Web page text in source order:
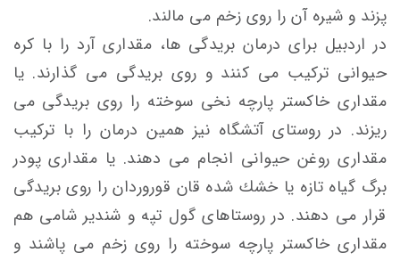
پزند و شیره آن را روی زخم می مالند.
در اردبیل برای درمان بریدگی ها، مقداری آرد را با كره
حیوانی تركيب می کنند و روی بريدگی می گذارند. يا
مقداری خاكستر پارچه نخی سوخته را روی بريدگی می
ريزند. در روستای آتشگاه نیز همين درمان را با تركيب
مقداری روغن حيوانی انجام می دهند. یا مقداری پودر
برگ گياه تازه يا خشك شده قان قوروردان را روی بريدگی
قرار می دهند. در روستاهای گول تپه و شندير شامی هم
مقداری خاكستر پارچه سوخته را روی زخم می پاشند و